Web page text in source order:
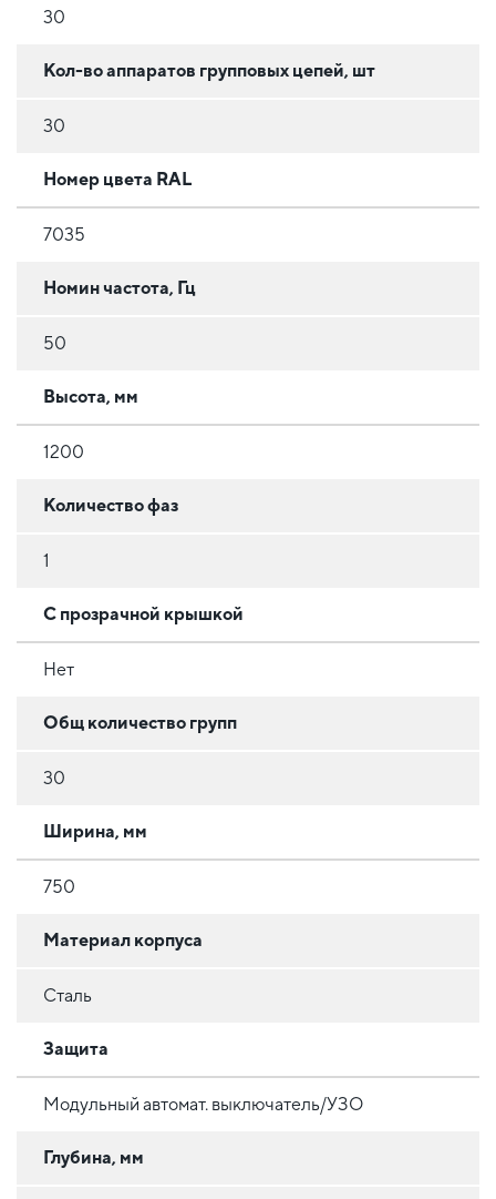
30
Кол-во аппаратов групповых цепей, шт
30
Номер цвета RAL
7035
Номин частота, Гц
50
Высота, мм
1200
Количество фаз
1
С прозрачной крышкой
Нет
Общ количество групп
30
Ширина, мм
750
Материал корпуса
Сталь
Защита
Модульный автомат. выключатель/УЗО
Глубина, мм